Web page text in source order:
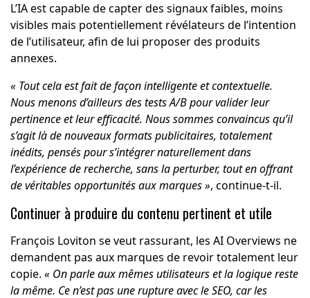
L’IA est capable de capter des signaux faibles, moins
visibles mais potentiellement révélateurs de l’intention
de l’utilisateur, afin de lui proposer des produits
annexes.
« Tout cela est fait de façon intelligente et contextuelle.
Nous menons d’ailleurs des tests A/B pour valider leur
pertinence et leur efficacité. Nous sommes convaincus qu’il
s’agit là de nouveaux formats publicitaires, totalement
inédits, pensés pour s’intégrer naturellement dans
l’expérience de recherche, sans la perturber, tout en offrant
de véritables opportunités aux marques », continue-t-il.
Continuer à produire du contenu pertinent et utile
François Loviton se veut rassurant, les AI Overviews ne
demandent pas aux marques de revoir totalement leur
copie. « On parle aux mêmes utilisateurs et la logique reste
la même. Ce n’est pas une rupture avec le SEO, car les